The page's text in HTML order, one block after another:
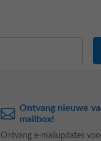
Ontvang nieuwe
mailbox!
Ontvang e-mailupdates